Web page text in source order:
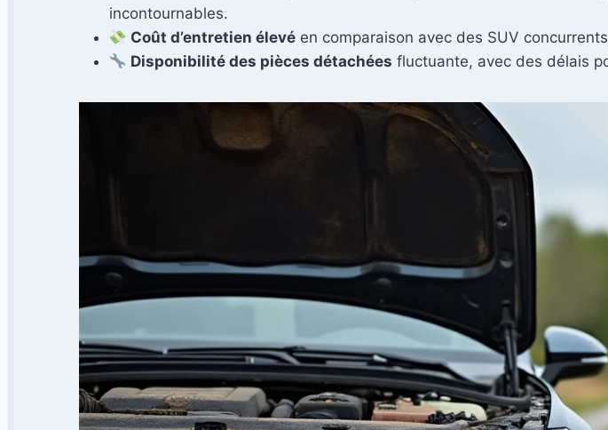
incontournables.
Coût d’entretien élevé en comparaison avec des SUV
Disponibilité des pièces détachées fluctuante, avec des délais